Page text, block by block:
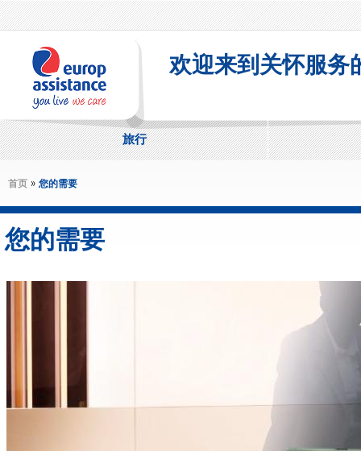
Skip to main content
欢迎来到关怀服务
旅行
首页 » 您的需要
您的需要